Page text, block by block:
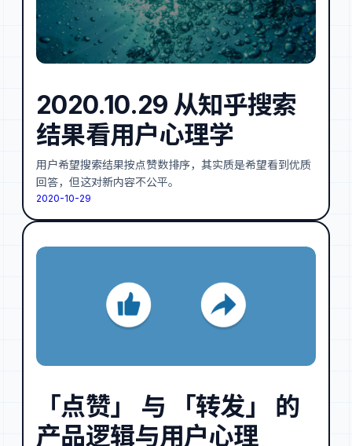
2020.10.29 从知乎搜索
结果看用户心理学
用户希望搜索结果按点赞数排序，其实质是希望看到优质
回答，但这对新内容不公平。
2020-10-29
「点赞」 与 「转发」 的
产品逻辑与用户心理